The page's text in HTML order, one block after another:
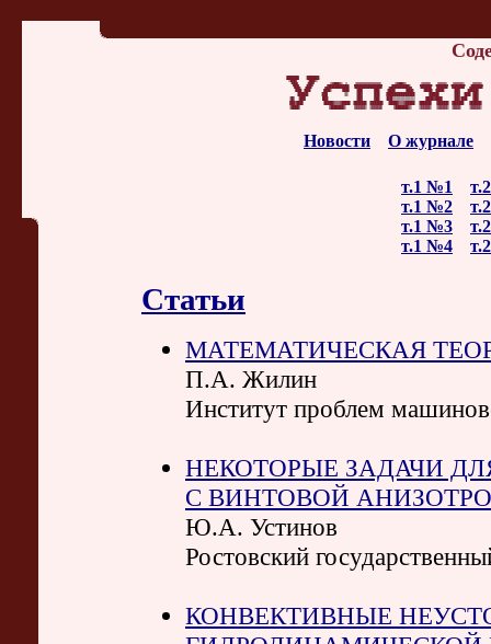
Новости О журнале
т.1 №1
т.1 №2
т.1 №3
т.1 №4
Статьи
МАТЕМАТИЧЕСКАЯ
П.А. Жилин
Институт проблем
НЕКОТОРЫЕ ЗАДАЧИ
С ВИНТОВОЙ
Ю.А. Устинов
Ростовский
КОНВЕКТИВНЫЕ